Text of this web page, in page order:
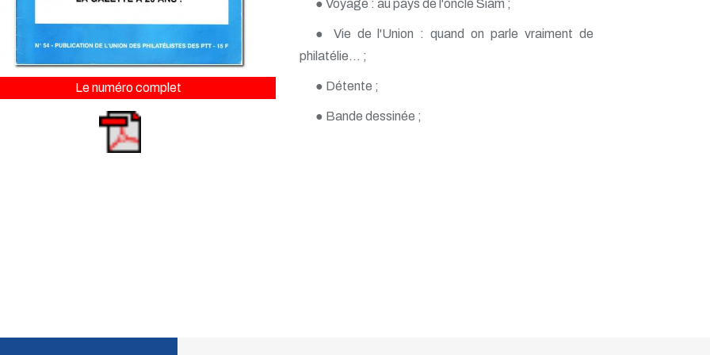
Le numéro complet
● Voyage : au pays de l'oncle Siam ;
● Vie de l'Union : quand on parle vraiment de
philatélie... ;
● Détente ;
● Bande dessinée ;